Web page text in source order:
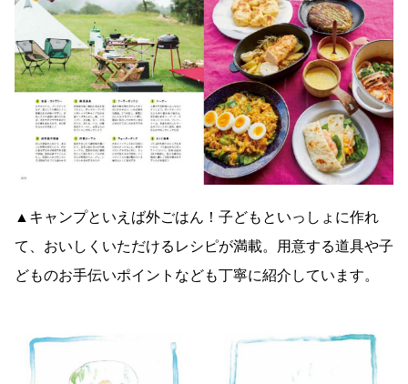
▲キャンプといえば外ごはん！子どもといっしょに作れ
て、おいしくいただけるレシピが満載。用意する道具や子
どものお手伝いポイントなども丁寧に紹介しています。